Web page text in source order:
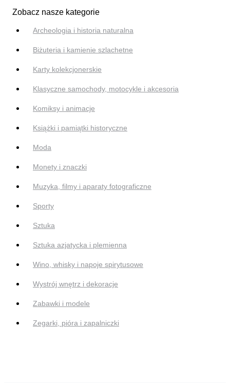
Zobacz nasze kategorie
Archeologia i historia naturalna
Biżuteria i kamienie szlachetne
Karty kolekcjonerskie
Klasyczne samochody, motocykle i akcesoria
Komiksy i animacje
Książki i pamiątki historyczne
Moda
Monety i znaczki
Muzyka, filmy i aparaty fotograficzne
Sporty
Sztuka
Sztuka azjatycka i plemienna
Wino, whisky i napoje spirytusowe
Wystrój wnętrz i dekoracje
Zabawki i modele
Zegarki, pióra i zapalniczki